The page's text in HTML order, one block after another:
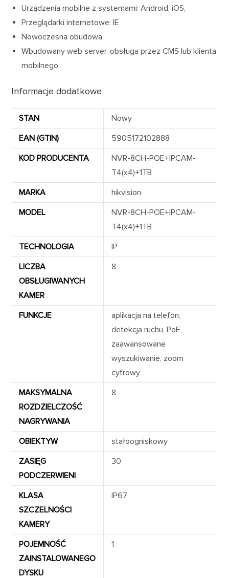
Urządzenia mobilne z systemami: Android, iOS,
Przeglądarki internetowe: IE
Nowoczesna obudowa
Wbudowany web server, obsługa przez CMS lub klienta
mobilnego
Informacje dodatkowe
STAN
Nowy
EAN (GTIN)
5905172102888
KOD PRODUCENTA
NVR-8CH-POE+IPCAM-
T4(x4)+1TB
MARKA
hikvision
MODEL
NVR-8CH-POE+IPCAM-
T4(x4)+1TB
TECHNOLOGIA
IP
LICZBA
OBSŁUGIWANYCH
KAMER
8
FUNKCJE
aplikacja na telefon,
detekcja ruchu, PoE,
zaawansowane
wyszukiwanie, zoom
cyfrowy
MAKSYMALNA
ROZDZIELCZOŚĆ
NAGRYWANIA
8
OBIEKTYW
stałoogniskowy
ZASIĘG
PODCZERWIENI
30
KLASA
SZCZELNOŚCI
KAMERY
IP67
POJEMNOŚĆ
ZAINSTALOWANEGO
DYSKU
1